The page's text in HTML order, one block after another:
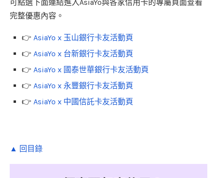
可點選下面連結進入AsiaYo與各家信用卡的專屬頁面查看
完整優惠內容。
👉 AsiaYo x 玉山銀行卡友活動頁
👉 AsiaYo x 台新銀行卡友活動頁
👉 AsiaYo x 國泰世華銀行卡友活動頁
👉 AsiaYo x 永豐銀行卡友活動頁
👉 AsiaYo x 中國信託卡友活動頁
▲ 回目錄